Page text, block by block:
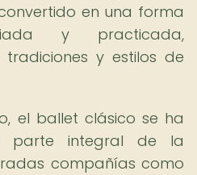
en una forma
y practicada,
y estilos de
el ballet clásico se ha
parte integral de la
compañías como